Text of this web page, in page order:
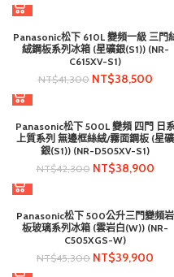
Panasonic松下 610L 變頻一級 三門
絨鋼板系列冰箱 (星礦銀(S1)) (NR-
C615XV-S1)
NT$41,300 NT$38,500
Panasonic松下 500L 變頻 四門 日
上質系列 無邊框絲絨/霧面鋼板 (星礦
銀(S1)) (NR-D505XV-S1)
NT$42,300 NT$38,900
Panasonic松下 500公升三門變頻岩
板玻璃系列冰箱 (雲岩白(W)) (NR-
C505XGS-W)
NT$45,300 NT$39,900